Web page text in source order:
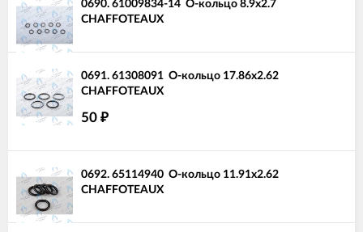
0690. 61009834-14 О-кольцо 8.9x2.7
CHAFFOTEAUX
0691. 61308091 О-кольцо 17.86x2.62
CHAFFOTEAUX
50 ₽
0692. 65114940 О-кольцо 11.91x2.62
CHAFFOTEAUX